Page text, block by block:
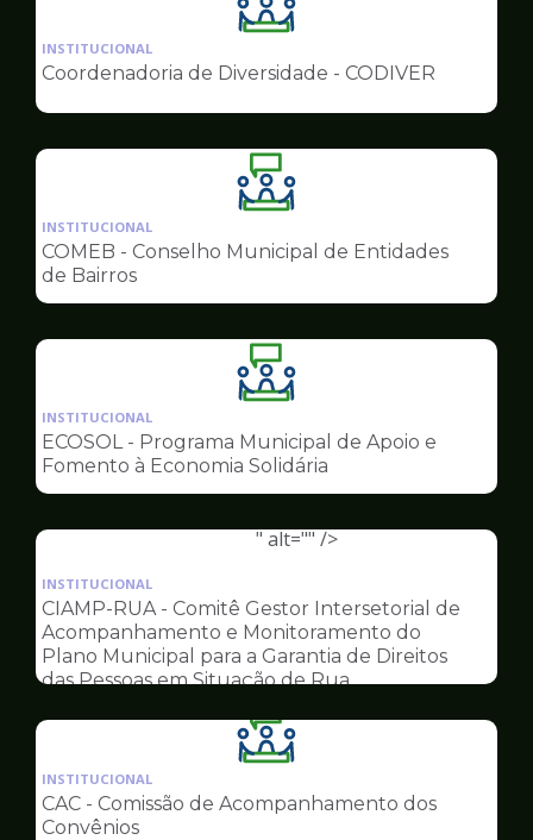
Ilustração
da
pagina
Conselhos
INSTITUCIONAL
Coordenadoria de Diversidade - CODIVER
Ilustração
da
pagina
Conselhos
INSTITUCIONAL
COMEB - Conselho Municipal de Entidades
de Bairros
Ilustração
da
pagina
de
Conselhos
INSTITUCIONAL
ECOSOL - Programa Municipal de Apoio e
Fomento à Economia Solidária
" alt="" />
Ilustração
pagina
de
Conselhos
INSTITUCIONAL
CIAMP-RUA - Comitê Gestor Intersetorial de
Acompanhamento e Monitoramento do
Plano Municipal para a Garantia de Direitos
das Pessoas em Situação de Rua
Ilustração
da
pagina
INSTITUCIONAL
CAC - Comissão de Acompanhamento dos
Convênios